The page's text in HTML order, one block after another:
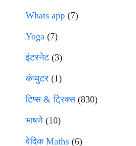
Whats app (7)
Yoga (7)
इंटरनेट(3)
कंप्युटर (1)
टिप्स & ट्रिक्स(830)
भाषणे(10)
वेदिक Maths (6)